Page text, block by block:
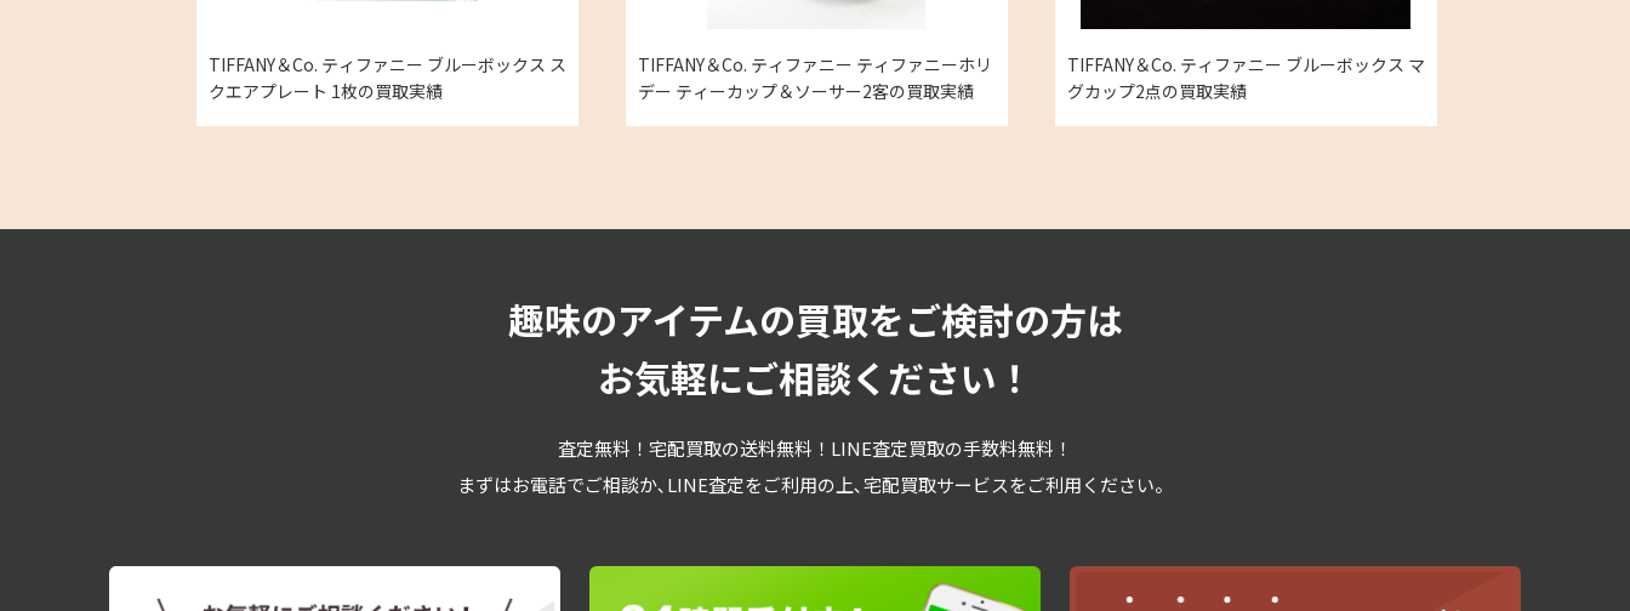
TIFFANY＆Co. ティファニー ブルーボックス ス
クエアプレート 1枚の買取実績
TIFFANY＆Co. ティファニー ティファニーホリ
デー ティーカップ＆ソーサー2客の買取実績
TIFFANY＆Co. ティファニー ブルーボックス マ
グカップ2点の買取実績
趣味のアイテムの買取をご検討の方は
お気軽にご相談ください！
査定無料！宅配買取の送料無料！LINE査定買取の手数料無料！
まずはお電話でご相談か､LINE査定をご利用の上､宅配買取サービスをご利用ください。